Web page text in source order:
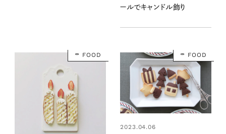
ールでキャンドル飾り
FOOD FOOD
2023.04.06